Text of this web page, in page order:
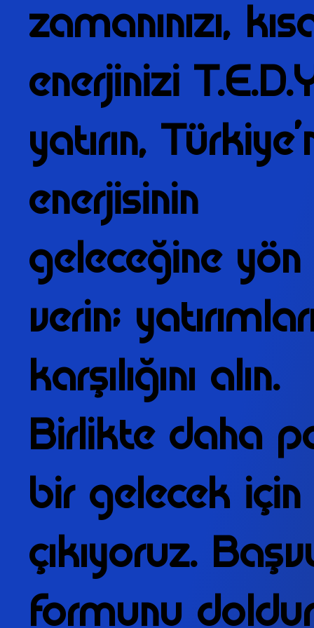
zamanınızı,
enerjinizi
yatırın,
enerjisinin
geleceğine yön
verin;
karşılığını alın.
Birlikte daha
bir gelecek
çıkıyoruz.
formunu